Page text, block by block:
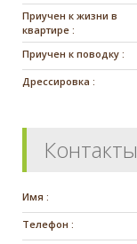
Приучен к жизни в
квартире :
Приучен к поводку :
Дрессировка :
Контакты
Имя :
Телефон :